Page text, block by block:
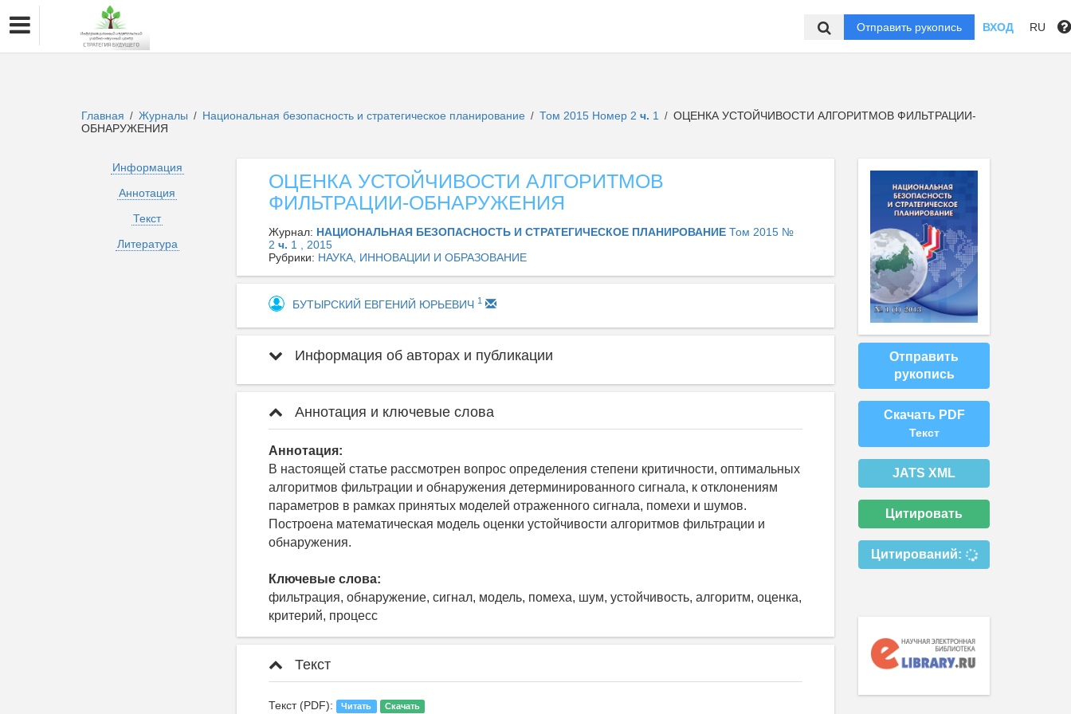
Отправить рукопись ВХОД RU
Главная / Журналы / Национальная безопасность и стратегическое планирование / Том 2015 Номер 2 ч. 1 / ОЦЕНКА УСТОЙЧИВОСТИ АЛГОРИТМОВ ФИЛЬТРАЦИИ-
ОБНАРУЖЕНИЯ
Информация
Аннотация
Текст
Литература
ОЦЕНКА УСТОЙЧИВОСТИ АЛГОРИТМОВ
ФИЛЬТРАЦИИ-ОБНАРУЖЕНИЯ
Журнал: НАЦИОНАЛЬНАЯ БЕЗОПАСНОСТЬ И СТРАТЕГИЧЕСКОЕ ПЛАНИРОВАНИЕ Том 2015 №
2 ч. 1 , 2015
Рубрики: НАУКА, ИННОВАЦИИ И ОБРАЗОВАНИЕ
БУТЫРСКИЙ ЕВГЕНИЙ ЮРЬЕВИЧ 1
Информация об авторах и публикации
Аннотация и ключевые слова
Аннотация:
В настоящей статье рассмотрен вопрос определения степени критичности, оптимальных
алгоритмов фильтрации и обнаружения детерминированного сигнала, к отклонениям
параметров в рамках принятых моделей отраженного сигнала, помехи и шумов.
Построена математическая модель оценки устойчивости алгоритмов фильтрации и
обнаружения.
Ключевые слова:
фильтрация, обнаружение, сигнал, модель, помеха, шум, устойчивость, алгоритм, оценка,
критерий, процесс
Текст
Текст (PDF): Читать Скачать
Отправить
рукопись
Скачать PDF
Текст
JATS XML
Цитировать
Цитирований: